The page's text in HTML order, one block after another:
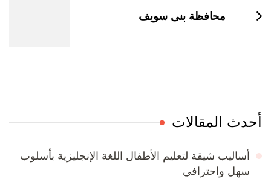
محافظة بنى سويف
أحدث المقالات
أساليب شيقة لتعليم الأطفال اللغة الإنجليزية بأسلوب
سهل واحترافي